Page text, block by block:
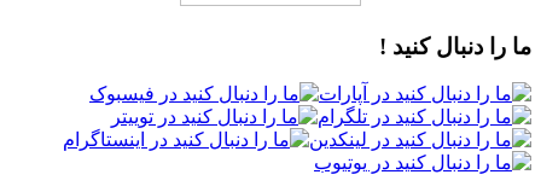
ما را دنبال کنید !